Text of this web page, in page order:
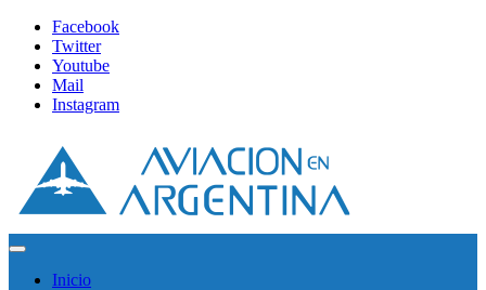
Facebook
Twitter
Youtube
Mail
Instagram
Inicio